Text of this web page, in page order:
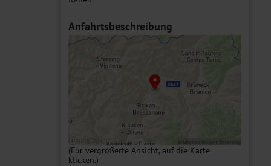
Anfahrtsbeschreibung
(Für vergrößerte Ansicht, auf die Karte
klicken.)